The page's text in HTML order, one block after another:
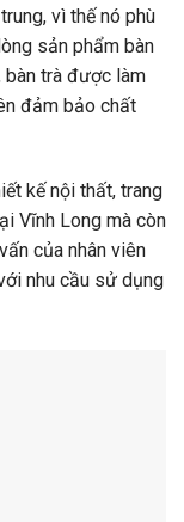
vì thế nó phù
sản phẩm bàn
bàn trà được làm
đảm bảo chất
kế nội thất, trang
Vĩnh Long mà còn
của nhân viên
nhu cầu sử dụng